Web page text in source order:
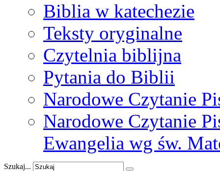
Biblia w katechezie
Teksty oryginalne
Czytelnia biblijna
Pytania do Biblii
Narodowe Czytanie
Narodowe Czytanie
Ewangelia wg św.
Szukaj...